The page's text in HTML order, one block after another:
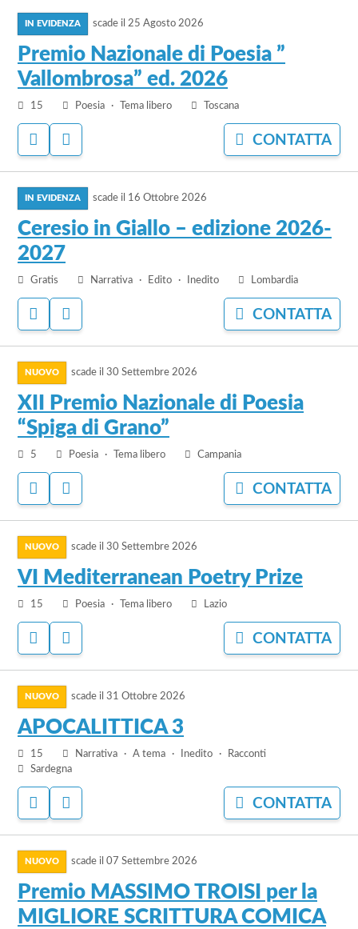
AI
PREFERITI
IL
BANDO
scade il 25 Agosto 2026
Premio Nazionale di Poesia ”
Vallombrosa” ed. 2026
15 Poesia Tema libero Toscana
ACCEDI
PER
AGGIUNGERE
AI
PREFERITI
PER
NASCONDERE
IL
BANDO
CONTATTA
bando
Premio
Nazionale
Poesia
Vallombrosa”
2026
scade il 16 Ottobre 2026
Ceresio in Giallo – edizione 2026-
2027
Gratis Narrativa Edito Inedito Lombardia
ACCEDI
PER
AGGIUNGERE
AI
PREFERITI
PER
NASCONDERE
BANDO
CONTATTA
bando
Ceresio
Giallo
edizione
2026-
scade il 30 Settembre 2026
XII Premio Nazionale di Poesia
“Spiga di Grano”
5 Poesia Tema libero Campania
ACCEDI
PER
AGGIUNGERE
AI
PREFERITI
PER
NASCONDERE
BANDO
CONTATTA
bando
Premio
Nazionale
Poesia
“Spiga
Grano”
scade il 30 Settembre 2026
VI Mediterranean Poetry Prize
15 Poesia Tema libero Lazio
ACCEDI
PER
AGGIUNGERE
AI
PREFERITI
PER
NASCONDERE
BANDO
CONTATTA
bando
Mediterranean
Poetry
scade il 31 Ottobre 2026
APOCALITTICA 3
15 Narrativa A tema Inedito
Racconti
Sardegna
ACCEDI
PER
AGGIUNGERE
AI
PREFERITI
PER
NASCONDERE
BANDO
CONTATTA
bando
APOCALITTICA
scade il 07 Settembre 2026
Premio MASSIMO TROISI per la
MIGLIORE SCRITTURA COMICA
bando
Premio
MASSIMO